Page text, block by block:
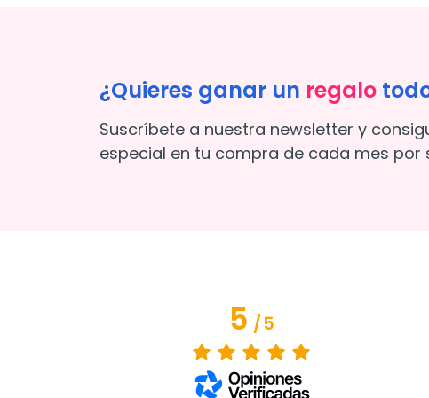
¿Quieres ganar un regalo
Suscríbete a nuestra newsletter y
especial en tu compra de cada mes por
5/5